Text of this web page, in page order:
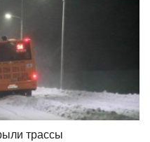
трассы